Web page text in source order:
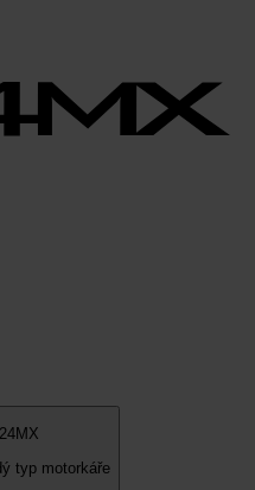
typ motorkáře